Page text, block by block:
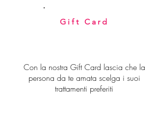
Gift Card
Con la nostra Gift Card lascia che la
persona da te amata scelga i suoi
trattamenti preferiti